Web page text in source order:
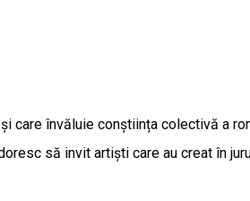
care învăluie conștiința colectivă a
să invit artiști care au creat în